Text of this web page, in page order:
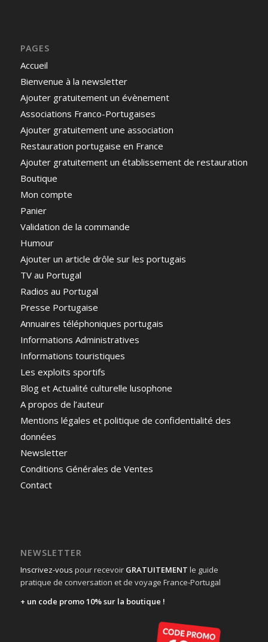
PAGES
Accueil
Bienvenue à la newsletter
Ajouter gratuitement un évènement
Associations Franco-Portugaises
Ajouter gratuitement une association
Restauration portugaise en France
Ajouter gratuitement un établissement de restauration
Boutique
Mon compte
Panier
Validation de la commande
Humour
Ajouter un article drôle sur les portugais
TV au Portugal
Radios au Portugal
Presse Portugaise
Annuaires téléphoniques portugais
Informations Administratives
Informations touristiques
Les exploits sportifs
Blog et Actualité culturelle lusophone
A propos de l’auteur
Mentions légales et politique de confidentialité des
données
Newsletter
Conditions Générales de Ventes
Contact
NEWSLETTER
Inscrivez-vous pour recevoir GRATUITEMENT le guide
pratique de conversation et de voyage France-Portugal
+ un code promo 10% sur la boutique !